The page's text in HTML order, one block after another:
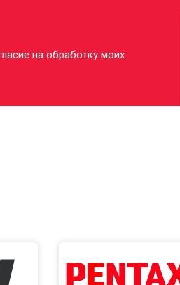
на обработку моих